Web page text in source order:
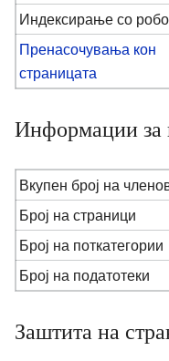
Индексирање со
Пренасочувања кон
страницата
Информации за
Вкупен број на
Број на страници
Број на поткатегории
Број на податотеки
Заштита на